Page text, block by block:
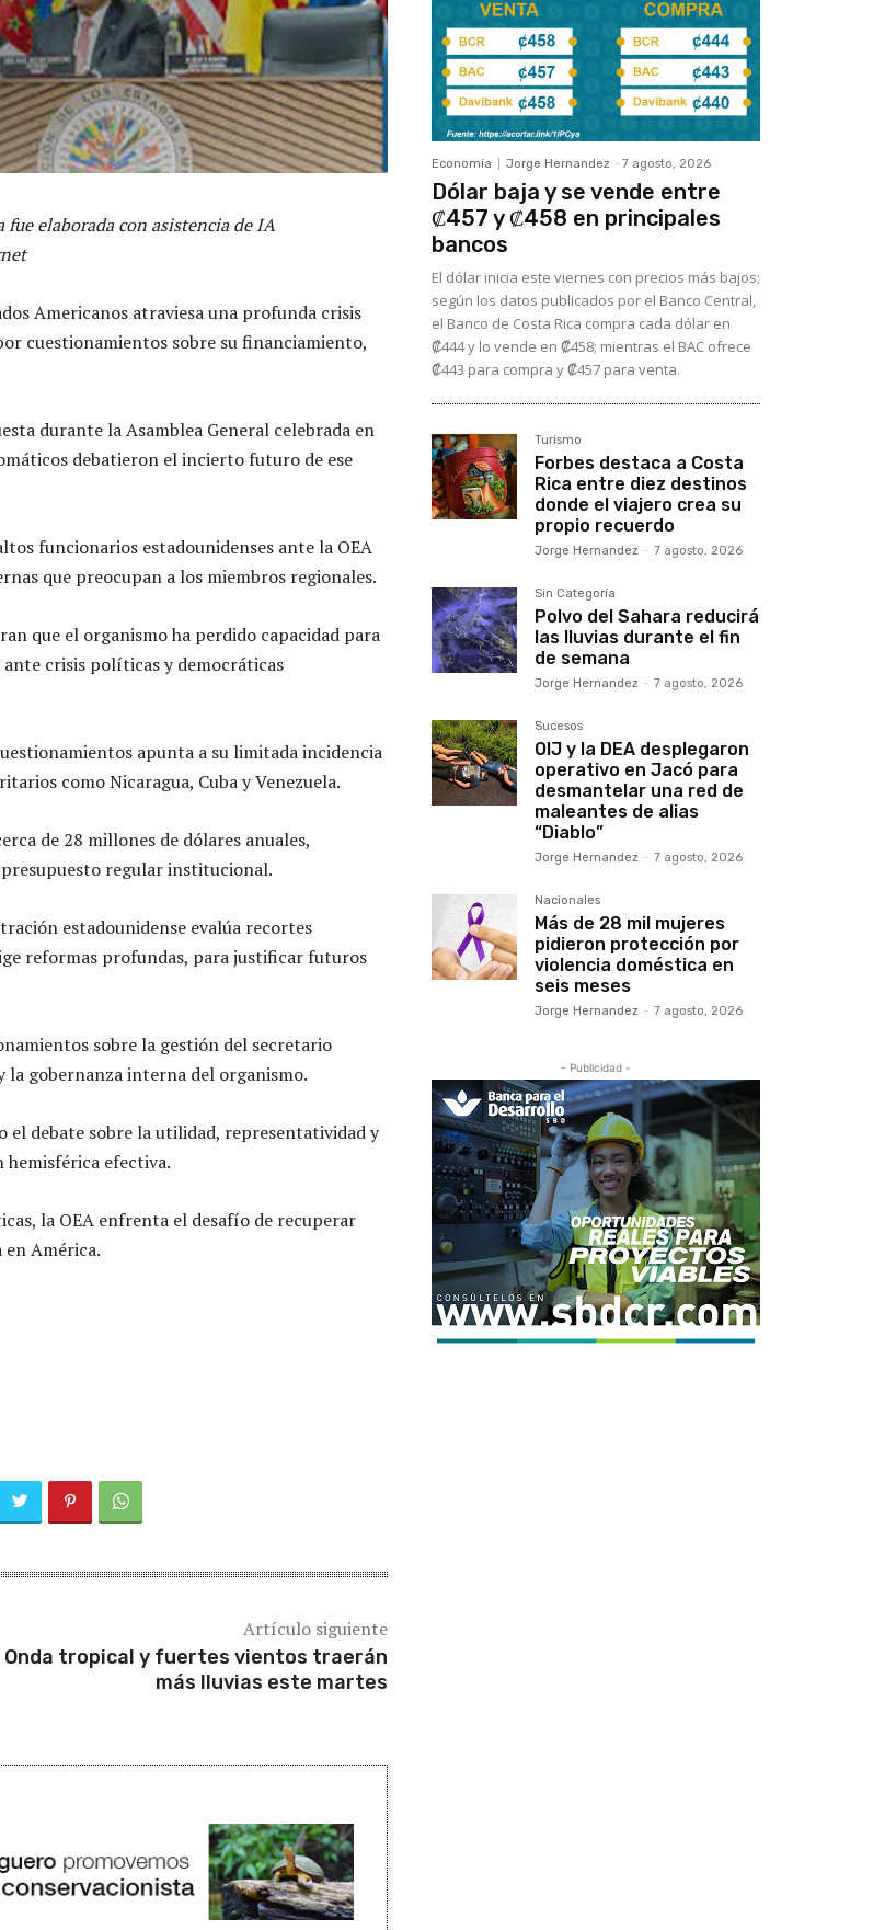
fue elaborada con asistencia de IA
Americanos atraviesa una profunda crisis
cuestionamientos sobre su financiamiento,
durante la Asamblea General celebrada en
debatieron el incierto futuro de ese
funcionarios estadounidenses ante la OEA
que preocupan a los miembros regionales.
que el organismo ha perdido capacidad para
crisis políticas y democráticas
apunta a su limitada incidencia
como Nicaragua, Cuba y Venezuela.
de 28 millones de dólares anuales,
regular institucional.
estadounidense evalúa recortes
reformas profundas, para justificar futuros
sobre la gestión del secretario
la gobernanza interna del organismo.
el debate sobre la utilidad, representatividad y
hemisférica efectiva.
la OEA enfrenta el desafío de recuperar
América.
Artículo siguiente
Onda tropical y fuertes vientos traerán
más lluvias este martes
Economía Jorge Hernandez - 7 agosto, 2026
Dólar baja y se vende entre
₡457 y ₡458 en principales
bancos
El dólar inicia este viernes con precios más bajos;
según los datos publicados por el Banco Central,
el Banco de Costa Rica compra cada dólar en
₡444 y lo vende en ₡458; mientras el BAC ofrece
₡443 para compra y ₡457 para venta.
Turismo
Forbes destaca a Costa
Rica entre diez destinos
donde el viajero crea su
propio recuerdo
Jorge Hernandez - 7 agosto, 2026
Sin Categoría
Polvo del Sahara reducirá
las lluvias durante el fin
de semana
Jorge Hernandez - 7 agosto, 2026
Sucesos
OIJ y la DEA desplegaron
operativo en Jacó para
desmantelar una red de
maleantes de alias
“Diablo”
Jorge Hernandez - 7 agosto, 2026
Nacionales
Más de 28 mil mujeres
pidieron protección por
violencia doméstica en
seis meses
Jorge Hernandez - 7 agosto, 2026
- Publicidad -